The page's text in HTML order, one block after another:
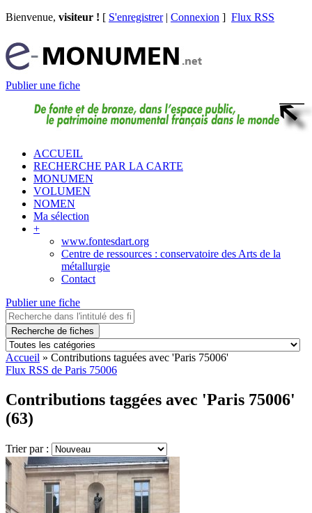
Bienvenue, visiteur ! [ S'enregistrer| Connexion ] Flux RSS
Publier une fiche
ACCUEIL
RECHERCHE PAR LA CARTE
MONUMEN
VOLUMEN
NOMEN
Ma sélection
+
www.fontesdart.org
Centre de ressources : conservatoire des Arts de la
métallurgie
Contact
Publier une fiche
Recherche de fiches
Accueil » Contributions taguées avec 'Paris 75006'
Flux RSS de Paris 75006
Contributions taggées avec 'Paris 75006'
(63)
Trier par :